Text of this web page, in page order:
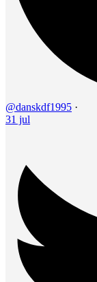
@danskdf1995 ·
31 jul